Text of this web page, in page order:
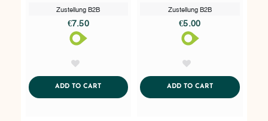
Zustellung B2B
€7.50
ADD TO CARTADDTOCART
Zustellung B2B
€5.00
ADD TO CARTADDTOCART